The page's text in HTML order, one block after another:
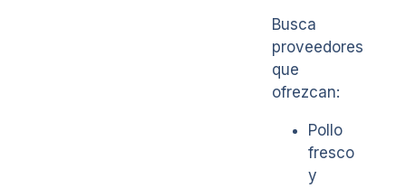
Busca
proveedores
que
ofrezcan:
Pollo
fresco
y